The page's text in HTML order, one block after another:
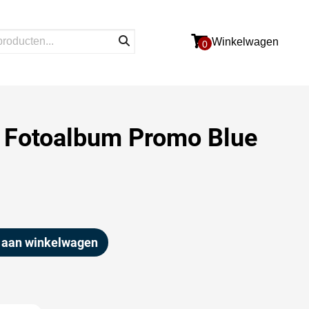
0 Winkelwagen
Promo Blue
winkelwagen